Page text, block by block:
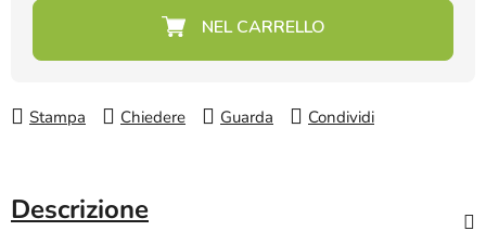
Prezzo della misura:
Stampa Chiedere Guarda Condividi
Descrizione